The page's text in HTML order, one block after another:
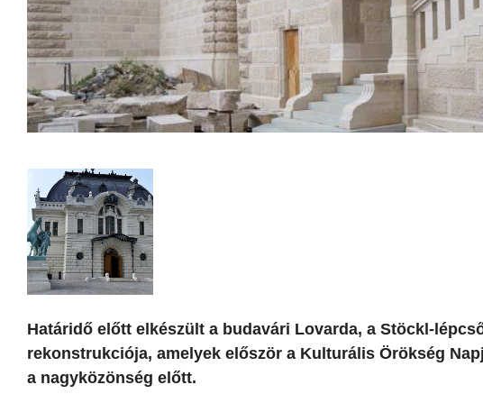
Határidő előtt elkészült a budavári Lovarda, a Stöckl-
rekonstrukciója, amelyek először a Kulturális Örökség
a nagyközönség előtt.